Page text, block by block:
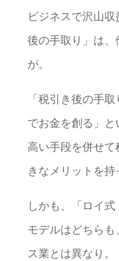
ビジネスで沢山
後の手取り」は
が。
「税引き後の手
でお金を創る」
高い手段を併せ
きなメリットを持
しかも、「ロイ
モデルはどちら
ス業とは異なり。